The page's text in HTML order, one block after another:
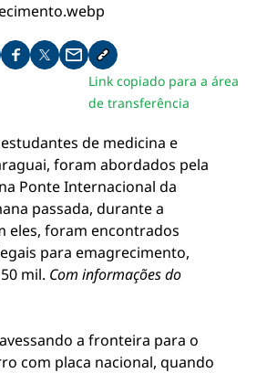
pelo whatsapp
Compartilhar no facebook
Compartilhar no twitter
Compartilhe pelo email
Copiar link da notícia
Link copiado para a área
de transferência
de medicina e
foram abordados pela
Ponte Internacional da
passada, durante a
eles, foram encontrados
para emagrecimento,
mil. Com informações do
a fronteira para o
com placa nacional, quando